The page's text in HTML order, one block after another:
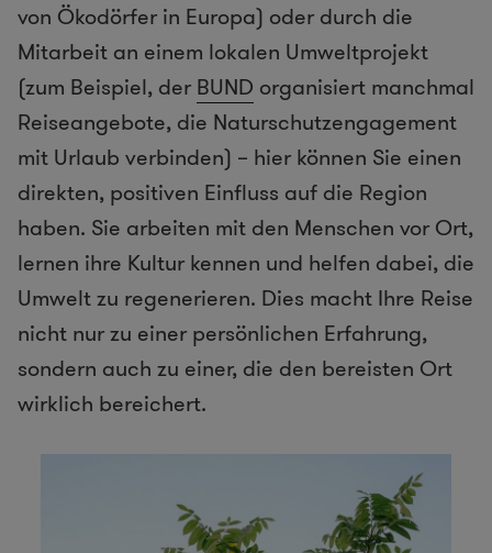
von Ökodörfer in Europa) oder durch die
Mitarbeit an einem lokalen Umweltprojekt
(zum Beispiel, der BUND organisiert manchmal
Reiseangebote, die Naturschutzengagement
mit Urlaub verbinden) – hier können Sie einen
direkten, positiven Einfluss auf die Region
haben. Sie arbeiten mit den Menschen vor Ort,
lernen ihre Kultur kennen und helfen dabei, die
Umwelt zu regenerieren. Dies macht Ihre Reise
nicht nur zu einer persönlichen Erfahrung,
sondern auch zu einer, die den bereisten Ort
wirklich bereichert.